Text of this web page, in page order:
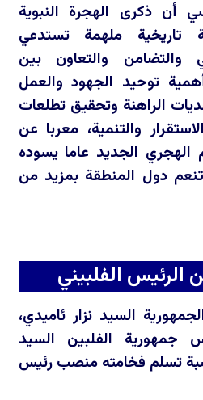
أن ذكرى الهجرة النبوية
تاريخية ملهمة تستدعي
والتضامن والتعاون بين
توحيد الجهود والعمل
الراهنة وتحقيق تطلعات
والتنمية، معربا عن
الهجري الجديد عاما يسوده
تنعم دول المنطقة بمزيد من
الرئيس الفلبيني
السيد نزار ئاميدي،
جمهورية الفلبين السيد
تسلم فخامته منصب رئيس